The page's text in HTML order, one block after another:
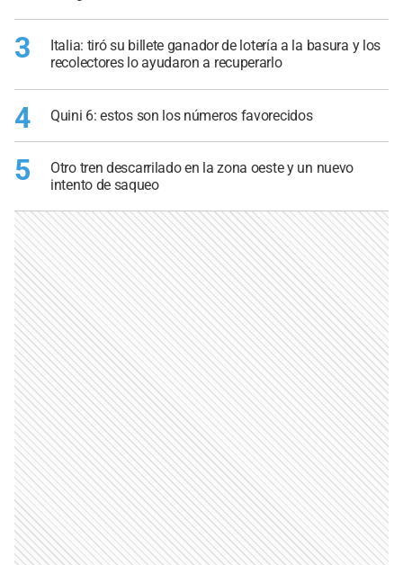
3
Italia: tiró su billete ganador de lotería a la basura y los
recolectores lo ayudaron a recuperarlo
4 Quini 6: estos son los números favorecidos
5
Otro tren descarrilado en la zona oeste y un nuevo
intento de saqueo